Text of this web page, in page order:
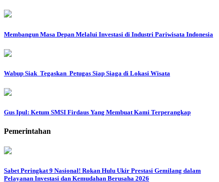
Membangun Masa Depan Melalui Investasi di Industri Pariwisata Indonesia
Wabup Siak Tegaskan Petugas Siap Siaga di Lokasi Wisata
Gus Ipul: Ketum SMSI Firdaus Yang Membuat Kami Terperangkap
Pemerintahan
Sabet Peringkat 9 Nasional! Rokan Hulu Ukir Prestasi Gemilang dalam
Pelayanan Investasi dan Kemudahan Berusaha 2026